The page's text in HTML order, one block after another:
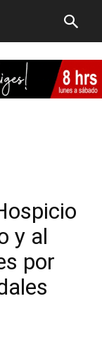
y al
por